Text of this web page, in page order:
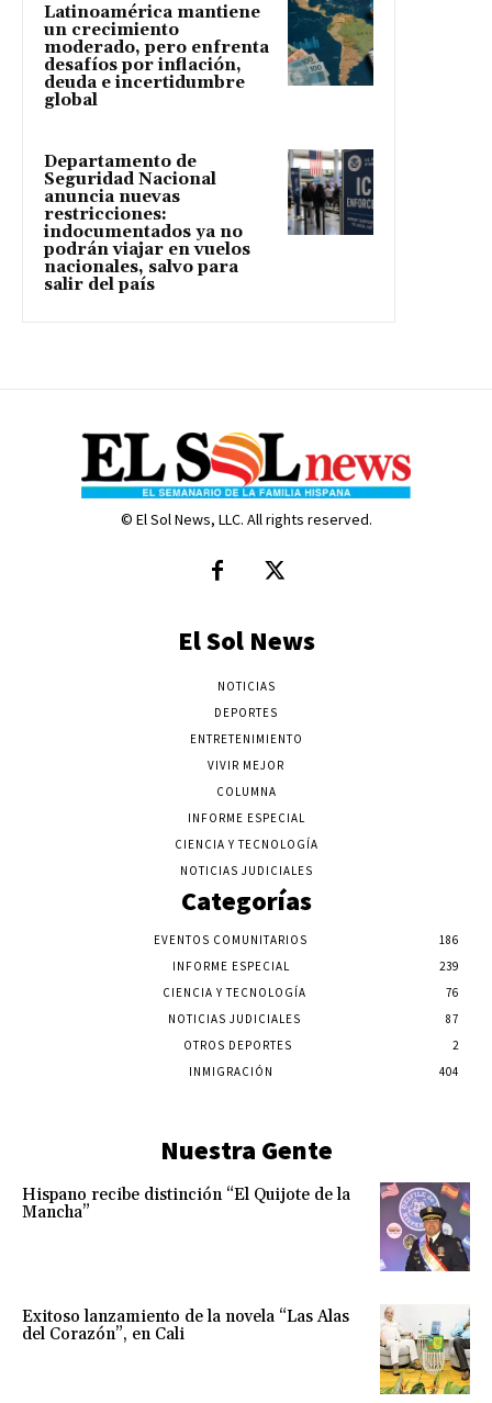
Latinoamérica mantiene
un crecimiento
moderado, pero enfrenta
desafíos por inflación,
deuda e incertidumbre
global
Departamento de
Seguridad Nacional
anuncia nuevas
restricciones:
indocumentados ya no
podrán viajar en vuelos
nacionales, salvo para
salir del país
© El Sol News, LLC. All rights reserved.
El Sol News
NOTICIAS
DEPORTES
ENTRETENIMIENTO
VIVIR MEJOR
COLUMNA
INFORME ESPECIAL
CIENCIA Y TECNOLOGÍA
NOTICIAS JUDICIALES
Categorías
EVENTOS COMUNITARIOS
186
INFORME ESPECIAL
239
CIENCIA Y TECNOLOGÍA
76
NOTICIAS JUDICIALES
87
OTROS DEPORTES
2
INMIGRACIÓN
404
Nuestra Gente
Hispano recibe distinción “El Quijote de la
Mancha”
Exitoso lanzamiento de la novela “Las Alas
del Corazón”, en Cali